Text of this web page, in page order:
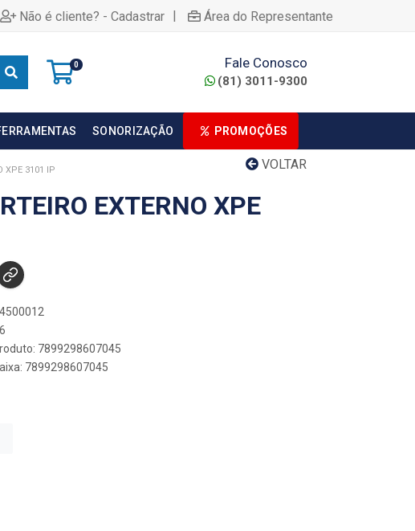
Não é cliente? - Cadastrar | Área do Representante
0 Fale Conosco
(81) 3011-9300
SONORIZAÇÃO PROMOÇÕES
VOLTAR
XPE 3101 IP
EXTERNO XPE
7899298607045
7899298607045